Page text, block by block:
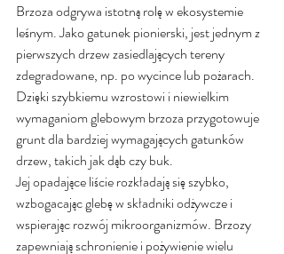
Brzoza odgrywa istotną rolę w ekosystemie
leśnym. Jako gatunek pionierski, jest jednym z
pierwszych drzew zasiedlających tereny
zdegradowane, np. po wycince lub pożarach.
Dzięki szybkiemu wzrostowi i niewielkim
wymaganiom glebowym brzoza przygotowuje
grunt dla bardziej wymagających gatunków
drzew, takich jak dąb czy buk.
Jej opadające liście rozkładają się szybko,
wzbogacając glebę w składniki odżywcze i
wspierając rozwój mikroorganizmów. Brzozy
zapewniają schronienie i pożywienie wielu